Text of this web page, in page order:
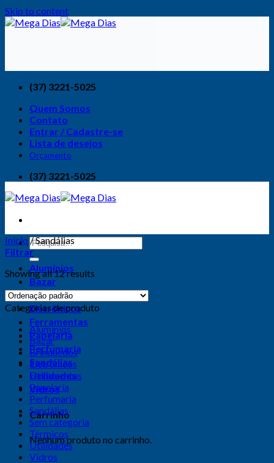
Skip to content
(37) 3221-5025
Quem Somos
Contato
Entrar / Cadastre-se
Lista de desejos
Orçamento
(37) 3221-5025
Alumínios
Bazar
Brinquedos
Eletrônicos
Ferramentas
Papelaria
Perfumaria
Sandálias
Utilidades
Vidros
Carrinho
Nenhum produto no carrinho.
Início /Sandálias
Filtrar
Showing all 12 results
Categorias de produto
Alumínios
Bazar
Brinquedos
Eletrônicos
Ferramentas
Papelaria
Perfumaria
Sandálias
Sem categoria
Térmicos
Utilidades
Vidros